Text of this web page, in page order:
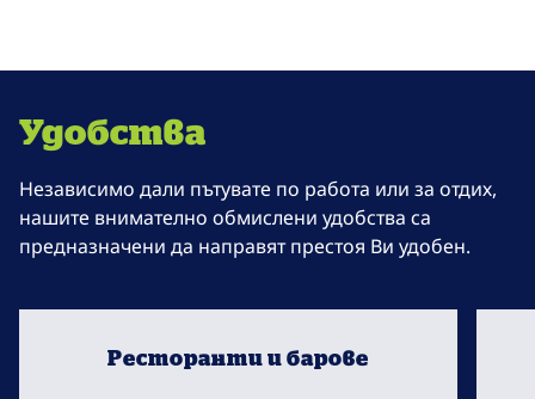
Удобства
Независимо дали пътувате по работа или за отдих,
нашите внимателно обмислени удобства са
предназначени да направят престоя Ви удобен.
Ресторанти и барове